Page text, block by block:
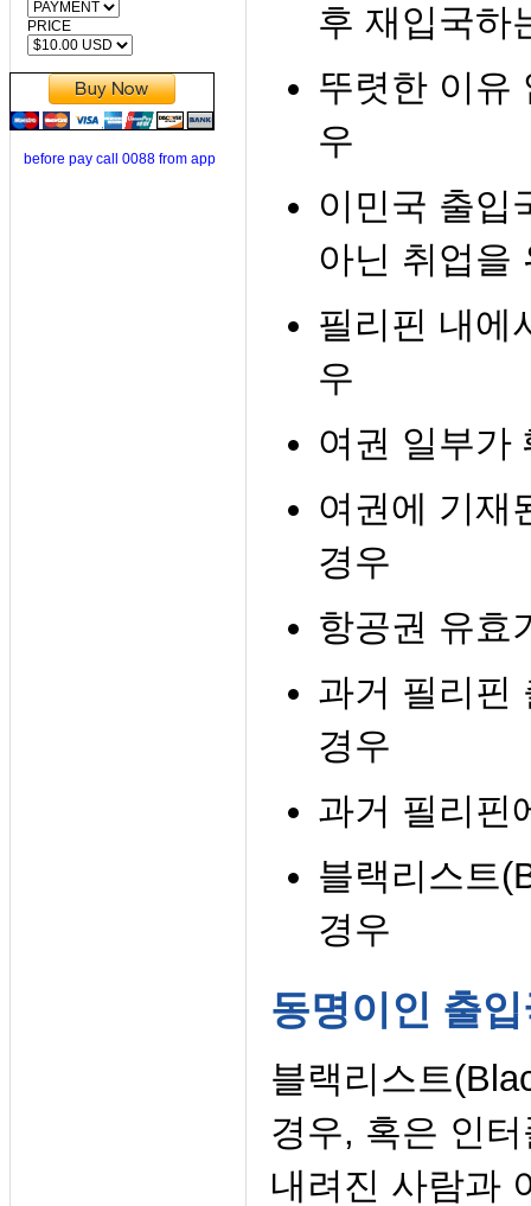
PRICE
before pay call 0088 from app
후 재입국하
뚜렷한 이유
우
이민국 출입
아닌 취업을
필리핀 내에
우
여권 일부가
여권에 기재
경우
항공권 유효
과거 필리핀
경우
과거 필리핀
블랙리스트
경우
동명이인 출
블랙리스트
경우, 혹은 인
내려진 사람과